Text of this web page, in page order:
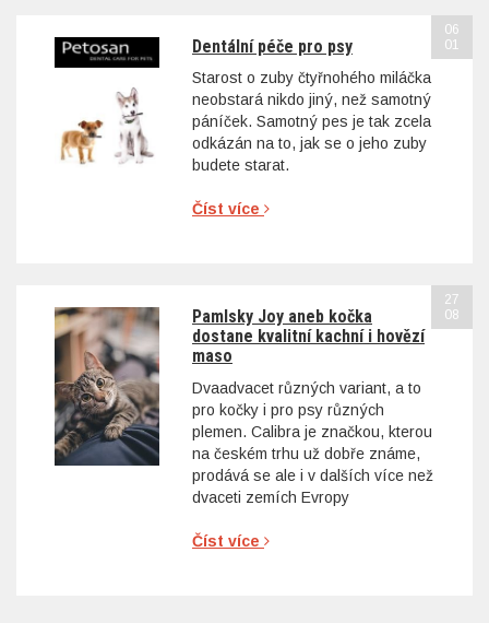
Dentální péče pro psy
Starost o zuby čtyřnohého miláčka
neobstará nikdo jiný, než samotný
páníček. Samotný pes je tak zcela
odkázán na to, jak se o jeho zuby
budete starat.
Číst více
06
01
Pamlsky Joy aneb kočka
dostane kvalitní kachní i hovězí
maso
Dvaadvacet různých variant, a to
pro kočky i pro psy různých
plemen. Calibra je značkou, kterou
na českém trhu už dobře známe,
prodává se ale i v dalších více než
dvaceti zemích Evropy
Číst více
27
08